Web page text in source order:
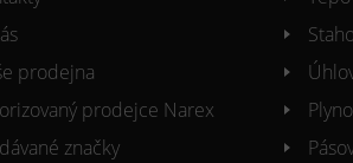
prodejna
prodejce Narex
značky